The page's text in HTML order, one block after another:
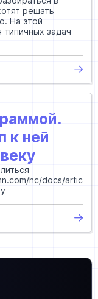
решать
На этой
задач
к ней
hc/docs/artic